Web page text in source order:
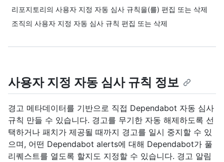
리포지토리의 사용자 지정 자동 심사 규칙을(를) 편집 또는 삭제
조직의 사용자 지정 자동 심사 규칙 편집 또는 삭제
사용자 지정 자동 심사 규칙 정보
경고 메타데이터를 기반으로 직접 Dependabot 자동 심사
규칙 만들 수 있습니다. 경고를 무기한 자동 해제하도록 선
택하거나 패치가 제공될 때까지 경고를 일시 중지할 수 있
으며, 어떤 Dependabot alerts에 대해 Dependabot가 풀
리퀘스트를 열도록 할지도 지정할 수 있습니다. 경고 알림